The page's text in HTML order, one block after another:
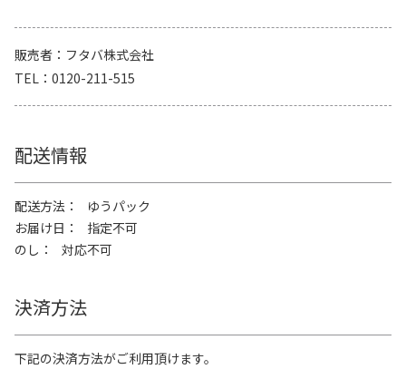
販売者
フタバ株式会社
TEL
0120-211-515
配送情報
配送方法
ゆうパック
お届け日
指定不可
のし
対応不可
決済方法
下記の決済方法がご利用頂けます。